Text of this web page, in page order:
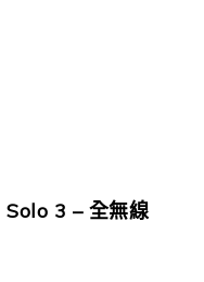
Solo 3 – 全無線